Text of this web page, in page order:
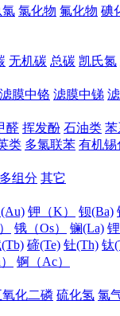
氯 氯化物 氟化物 碘
无机碳 总碳 凯氏氮
滤膜中铬 滤膜中锑
醛 挥发酚 石油类 苯
类 多氯联苯 有机锡
多组分 其它
钾（K） 钡(Ba)
锇（Os） 镧(La)
碲(Te) 钍(Th) 钛
锕（Ac）
氧化二磷 硫化氢 氯